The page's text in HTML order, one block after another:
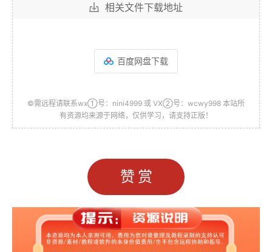
相关文件下载地址
百度网盘下载
©需远程请联系wx①号：nini4999 或 VX②号：wcwy998 本站所
有资源均来源于网络，仅供学习，请支持正版！
赞赏